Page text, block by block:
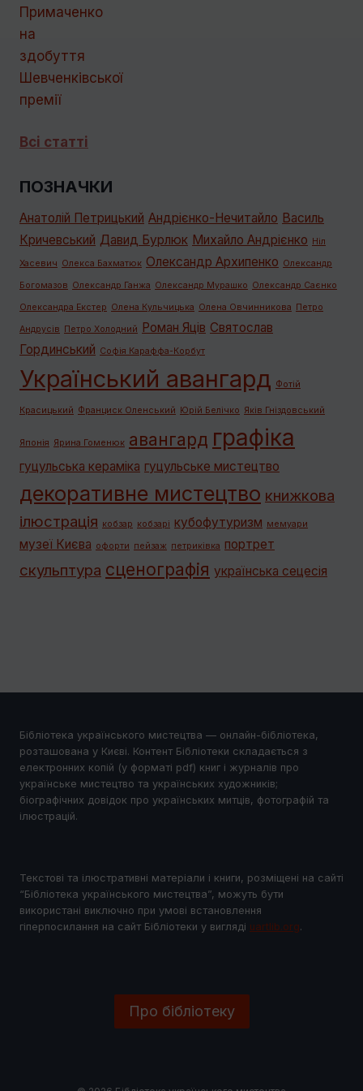
Всі статті
ПОЗНАЧКИ
Анатолій Петрицький Андрієнко-Нечитайло Василь
Кричевський Давид Бурлюк Михайло Андрієнко Ніл
Хасевич Олекса Бахматюк Олександр Архипенко Олександр
Богомазов Олександр Ганжа Олександр Мурашко Олександр Саєнко
Олександра Екстер Олена Кульчицька Олена Овчинникова Петро
Андрусів Петро Холодний Роман Яців Святослав
Гординський Софія Караффа-Корбут
Український авангард Фотій
Красицький Франциск Оленський Юрій Белічко Яків Гніздовський
Японія Ярина Гоменюк авангард графiка
гуцульська кераміка гуцульське мистецтво
декоративне мистецтво книжкова
ілюстрація кобзар кобзарі кубофутуризм мемуари
музеї Києва офорти пейзаж петриківка портрет
скульптура сценографія українська сецесія
Бібліотека українського мистецтва — онлайн-бібліотека,
розташована у Києві. Контент Бібліотеки складається з
електронних копій (у форматі pdf) книг і журналів про
українське мистецтво та українських художників;
біографічних довідок про українських митців, фотографій та
ілюстрацій.
Текстові та ілюстративні матеріали і книги, розміщені на сайті
“Бібліотека українського мистецтва”, можуть бути
використані виключно при умові встановлення
гіперпосилання на сайт Бібліотеки у виглядi uartlib.org.
Про бібліотеку